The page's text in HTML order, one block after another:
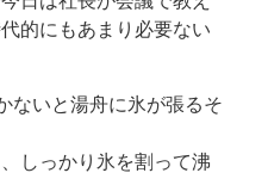
的にもあまり必要ない
ないと湯舟に氷が張るそ
しっかり氷を割って沸